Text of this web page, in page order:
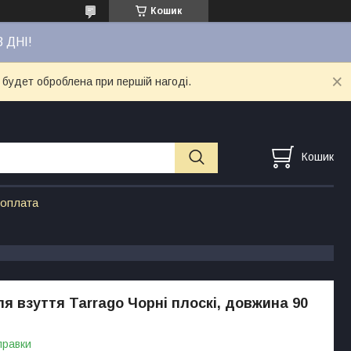
Кошик
ДНІ!
оброблена при першій нагоді.
Кошик
взуття Tarrago Чорні плоскі, довжина 90